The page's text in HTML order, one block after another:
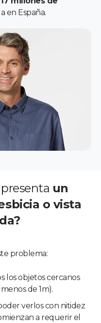
en España.
un
o vista
problema:
los objetos cercanos
de 1m).
verlos con nitidez
a requerir el